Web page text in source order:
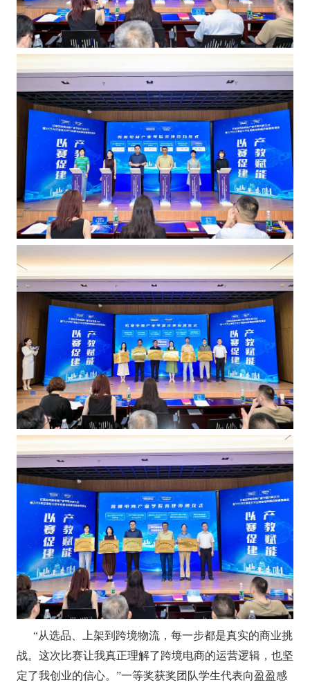
“从选品、上架到跨境物流，每一步都是真实的商业挑
战。这次比赛让我真正理解了跨境电商的运营逻辑，也坚
定了我创业的信心。”一等奖获奖团队学生代表向盈盈感